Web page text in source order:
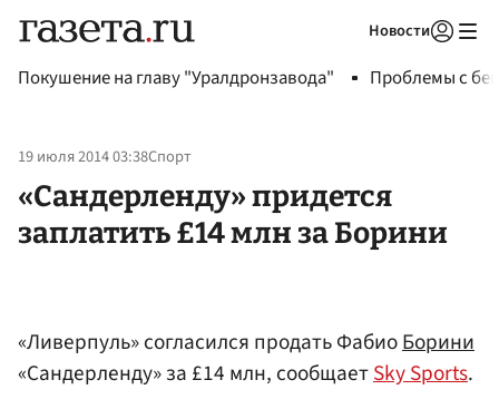
Новости
Покушение на главу "Уралдронзавода" Проблемы с
19 июля 2014 03:38Спорт
«Сандерленду» придется
заплатить £14 млн за Борини
«Ливерпуль» согласился продать ФабиоБорини
«Сандерленду» за £14 млн, сообщаетSky Sports.